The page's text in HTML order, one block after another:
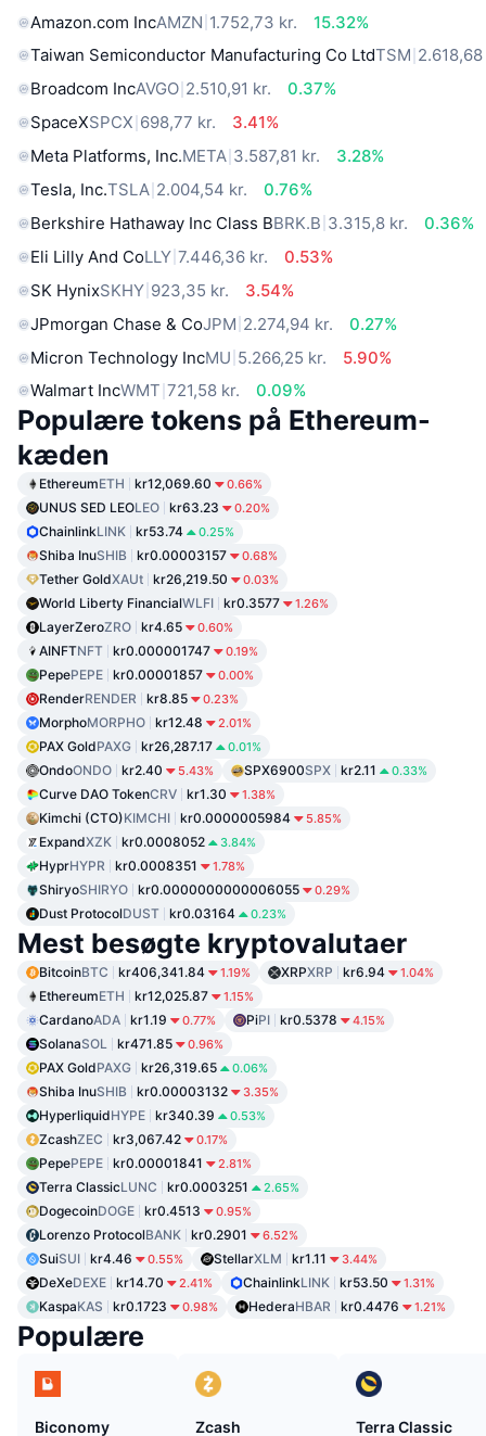
Amazon.com IncAMZN 1.752,73 kr.
15.32%
Taiwan Semiconductor Manufacturing Co LtdTSM
Broadcom IncAVGO 2.510,91 kr.
0.37%
SpaceXSPCX 698,77 kr.
3.41%
Meta Platforms, Inc.META 3.587,81 kr.
3.28%
Tesla, Inc.TSLA 2.004,54 kr.
0.76%
Berkshire Hathaway Inc Class BBRK.B 3.315,8 kr.
0.36%
Eli Lilly And CoLLY 7.446,36 kr.
0.53%
SK HynixSKHY 923,35 kr.
3.54%
JPmorgan Chase & CoJPM 2.274,94 kr.
0.27%
Micron Technology IncMU 5.266,25 kr.
5.90%
Walmart IncWMT 721,58 kr. 0.09%
Populære tokens på Ethereum-
kæden
EthereumETH kr12,069.60 0.66%
UNUS SED LEOLEO kr63.23 0.20%
ChainlinkLINK kr53.74 0.25%
Shiba InuSHIB kr0.00003157 0.68%
Tether GoldXAUt kr26,219.50 0.03%
World Liberty FinancialWLFI kr0.3577 1.26%
LayerZeroZRO kr4.65 0.60%
AINFTNFT kr0.000001747 0.19%
PepePEPE kr0.00001857 0.00%
RenderRENDER kr8.85 0.23%
MorphoMORPHO kr12.48 2.01%
PAX GoldPAXG kr26,287.17 0.01%
OndoONDO kr2.40 5.43% SPX6900SPX kr2.11 0.33%
Curve DAO TokenCRV kr1.30 1.38%
Kimchi (CTO)KIMCHI kr0.0000005984 5.85%
ExpandXZK kr0.0008052 3.84%
HyprHYPR kr0.0008351 1.78%
ShiryoSHIRYO kr0.0000000000006055 0.29%
Dust ProtocolDUST kr0.03164 0.23%
Mest besøgte kryptovalutaer
BitcoinBTC kr406,341.84 1.19% XRPXRP kr6.94 1.04%
EthereumETH kr12,025.87 1.15%
CardanoADA kr1.19 0.77% PiPI kr0.5378 4.15%
SolanaSOL kr471.85 0.96%
PAX GoldPAXG kr26,319.65 0.06%
Shiba InuSHIB kr0.00003132 3.35%
HyperliquidHYPE kr340.39 0.53%
ZcashZEC kr3,067.42 0.17%
PepePEPE kr0.00001841 2.81%
Terra ClassicLUNC kr0.0003251 2.65%
DogecoinDOGE kr0.4513 0.95%
Lorenzo ProtocolBANK kr0.2901 6.52%
SuiSUI kr4.46 0.55% StellarXLM kr1.11 3.44%
DeXeDEXE kr14.70 2.41% ChainlinkLINK kr53.50 1.31%
KaspaKAS kr0.1723 0.98% HederaHBAR kr0.4476 1.21%
Populære
Biconomy
Zcash
Terra Classic